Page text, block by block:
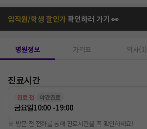
임직원/학생 할인가확인하러 가기 👀
병원정보 가격표 의사(1)
진료시간
진료 전 야간진료
금요일10:00 - 19:00
※ 방문 전 전화를 통해 진료시간을 꼭 확인하세요!